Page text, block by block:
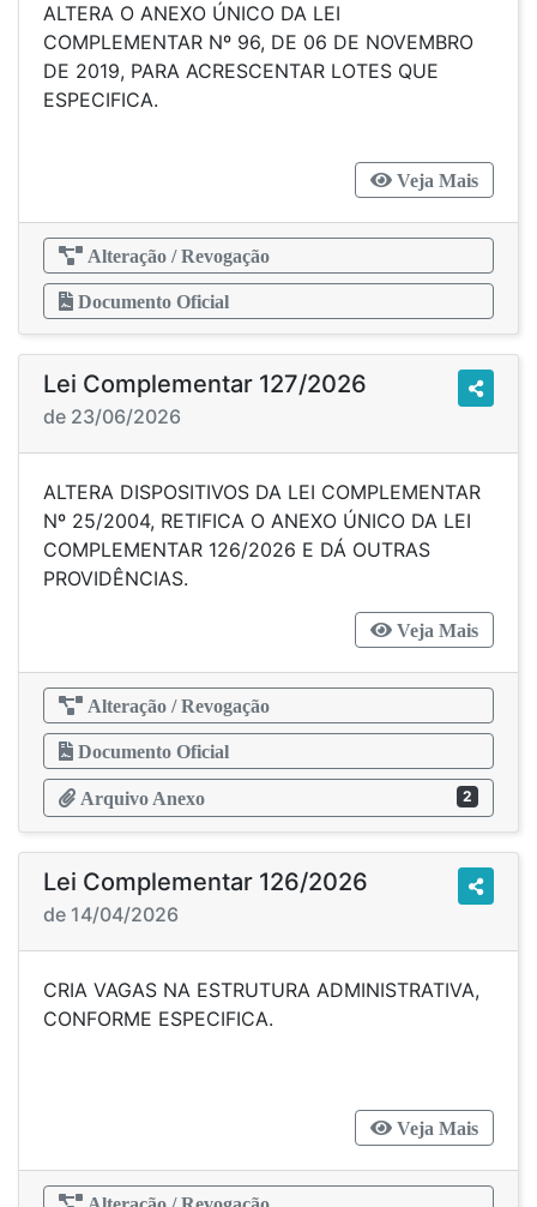
ALTERA O ANEXO ÚNICO DA LEI
COMPLEMENTAR Nº 96, DE 06 DE NOVEMBRO
DE 2019, PARA ACRESCENTAR LOTES QUE
ESPECIFICA.
Veja Mais
Alteração / Revogação
Documento Oficial
Lei Complementar 127/2026
de 23/06/2026
ALTERA DISPOSITIVOS DA LEI COMPLEMENTAR
Nº 25/2004, RETIFICA O ANEXO ÚNICO DA LEI
COMPLEMENTAR 126/2026 E DÁ OUTRAS
PROVIDÊNCIAS.
Veja Mais
Alteração / Revogação
Documento Oficial
Arquivo Anexo 2
Lei Complementar 126/2026
de 14/04/2026
CRIA VAGAS NA ESTRUTURA ADMINISTRATIVA,
CONFORME ESPECIFICA.
Veja Mais